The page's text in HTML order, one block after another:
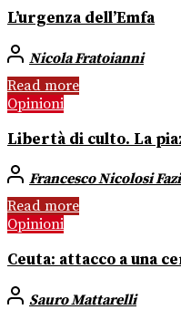
L’urgenza dell’Emfa
Nicola Fratoianni
Read more
Opinioni
Libertà di culto. La
Francesco Nicolosi
Read more
Opinioni
Ceuta: attacco a una
Sauro Mattarelli